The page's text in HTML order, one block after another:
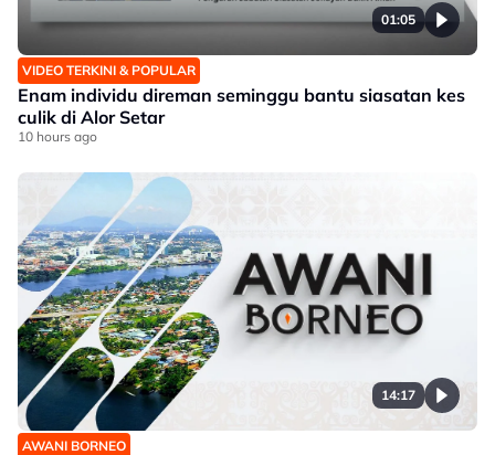
01:05
VIDEO TERKINI & POPULAR
Enam individu direman seminggu bantu siasatan kes
culik di Alor Setar
10 hours ago
14:17
AWANI BORNEO